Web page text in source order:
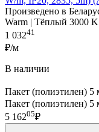
Произведено в
Warm | Тёплый 3000 K
1 03241
₽/м
В наличии
Пакет (полиэтилен)
Пакет (полиэтилен) 5
5 16205₽